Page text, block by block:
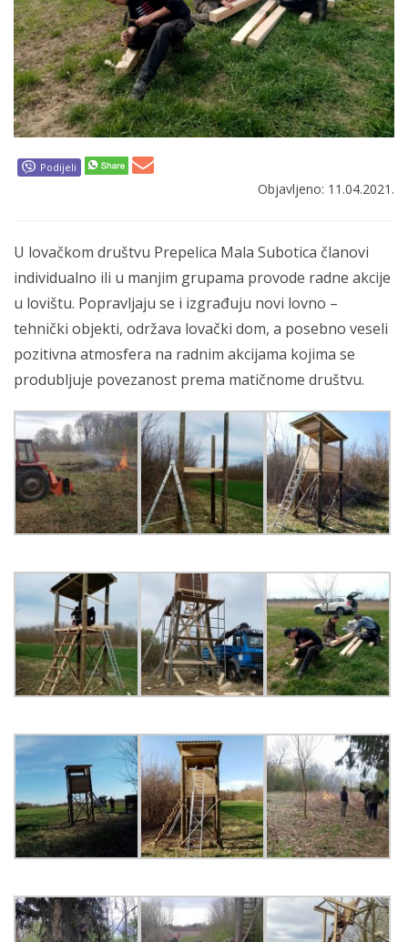
Podijeli
Objavljeno: 11.04.2021.
U lovačkom društvu Prepelica Mala Subotica članovi
individualno ili u manjim grupama provode radne akcije
u lovištu. Popravljaju se i izgrađuju novi lovno –
tehnički objekti, održava lovački dom, a posebno veseli
pozitivna atmosfera na radnim akcijama kojima se
produbljuje povezanost prema matičnome društvu.